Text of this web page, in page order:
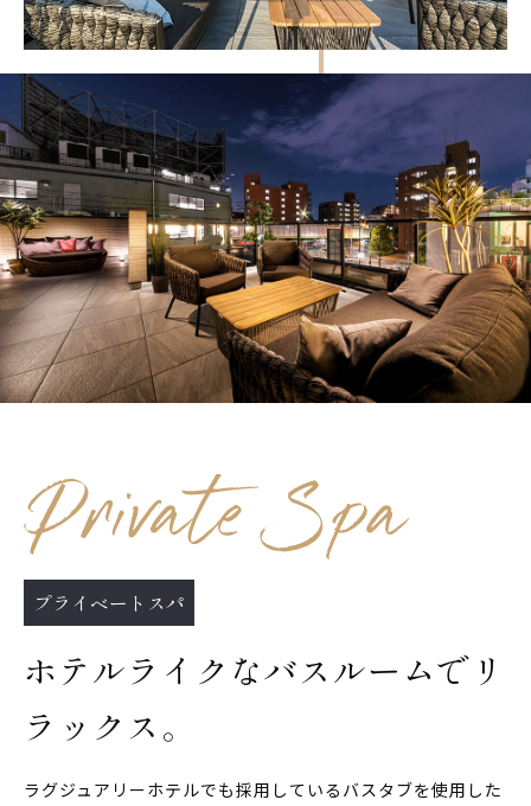
プライベートスパ
ホテルライクなバスルームでリ
ラックス。
ラグジュアリーホテルでも採用しているバスタブを使用した